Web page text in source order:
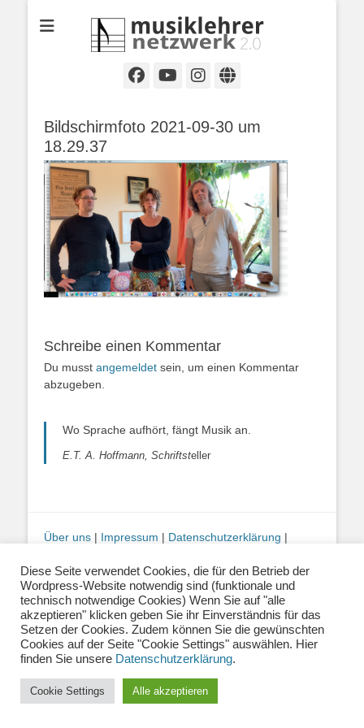
Selbständige Musikpädagoginnen und Musikpädagogen in
Wiesbaden
Facebook
YouTube
Instagram
Website
Bildschirmfoto 2021-09-30 um
18.29.37
Schreibe einen Kommentar
Du musst angemeldet sein, um einen Kommentar
abzugeben.
Wo Sprache aufhört, fängt Musik an.
E.T. A. Hoffmann, Schriftsteller
Über uns | Impressum | Datenschutzerklärung |
info@musiklehrernetzwerk.de
Social Media:Mastodon|Instagram|Facebook-
Fotos auf dieser Website siehe Impressum
Copyright © 2026Musiklehrernetzwerk 2.0. Alle Rechte vorbehalten.
Catch Base vonCatch Themes
Diese Seite verwendet Cookies, die für den Betrieb der
Wordpress-Website notwendig sind (funktionale und
technisch notwendige Cookies) Wenn Sie auf "alle
akzeptieren" klicken geben Sie ihr Einverständnis für das
Setzen der Cookies. Zudem können Sie die gewünschten
Cookies auf der Seite "Cookie Settings" auswählen. Hier
finden Sie unsere Datenschutzerklärung.
Cookie Settings Alle akzeptieren